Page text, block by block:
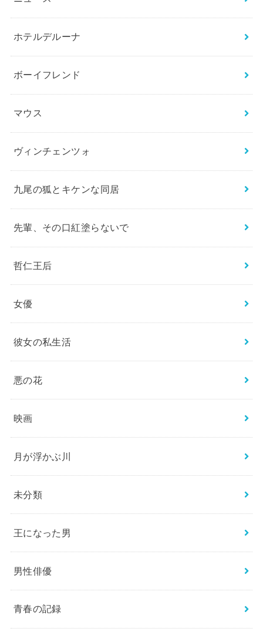
ホテルデルーナ
ボーイフレンド
マウス
ヴィンチェンツォ
九尾の狐とキケンな同居
先輩、その口紅塗らないで
哲仁王后
女優
彼女の私生活
悪の花
映画
月が浮かぶ川
未分類
王になった男
男性俳優
青春の記録